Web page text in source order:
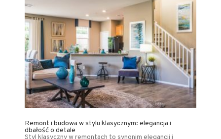
Remont i budowa w stylu klasycznym: elegancja i
dbałość o detale